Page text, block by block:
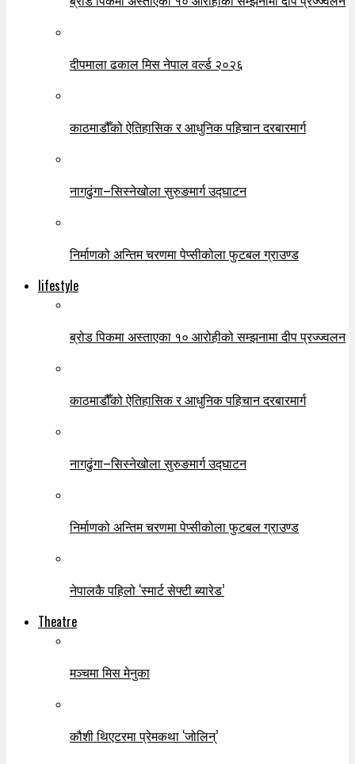
दीपमाला ढकाल मिस नेपाल वर्ल्ड २०२६
काठमाडौँको ऐतिहासिक र आधुनिक पहिचान दरबारमार्ग
नागढुंगा–सिस्नेखोला सुरुङमार्ग उद्घाटन
निर्माणको अन्तिम चरणमा पेप्सीकोला फुटबल ग्राउण्ड
lifestyle
ब्रोड पिकमा अस्ताएका १० आरोहीको सम्झनामा दीप प्रज्ज्वलन
काठमाडौँको ऐतिहासिक र आधुनिक पहिचान दरबारमार्ग
नागढुंगा–सिस्नेखोला सुरुङमार्ग उद्घाटन
निर्माणको अन्तिम चरणमा पेप्सीकोला फुटबल ग्राउण्ड
नेपालकै पहिलो ‘स्मार्ट सेफ्टी ब्यारेड’
Theatre
मञ्चमा मिस मेनुका
कौशी थिएटरमा प्रेमकथा ‘जोलिन्’